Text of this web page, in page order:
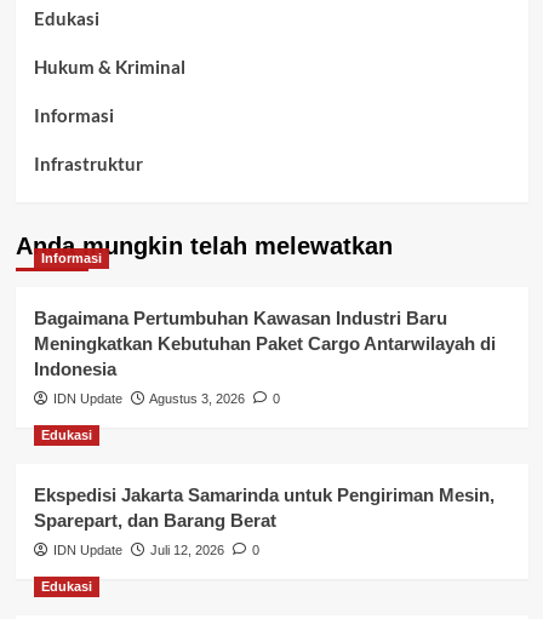
Edukasi
Hukum & Kriminal
Informasi
Infrastruktur
Kepegawaian & ASN Banyuasin
Kesehatan
Keuangan
Lalu Lintas
Layanan Publik Kabupaten Banyuasin
Nasional
Pemerintahan
Anda mungkin telah melewatkan
Informasi
Bagaimana Pertumbuhan Kawasan Industri Baru
Meningkatkan Kebutuhan Paket Cargo Antarwilayah di
Indonesia
IDN Update Agustus 3, 2026 0
Edukasi
Ekspedisi Jakarta Samarinda untuk Pengiriman Mesin,
Sparepart, dan Barang Berat
IDN Update Juli 12, 2026 0
Edukasi